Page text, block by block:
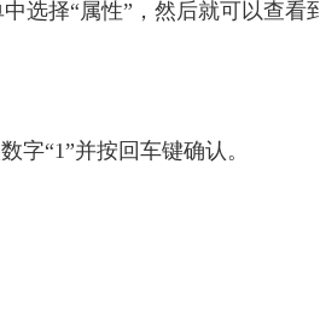
选择“属性”，然后就可以查看
字“1”并按回车键确认。